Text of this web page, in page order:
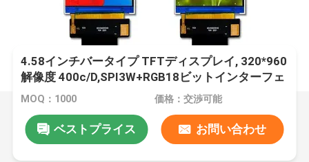
4.58インチバータイプ TFTディスプレイ, 320*960
解像度 400c/D,SPI3W+RGB18ビットインターフェ
ース
MOQ：1000 価格：交渉可能
ベストプライス お問い合わせ